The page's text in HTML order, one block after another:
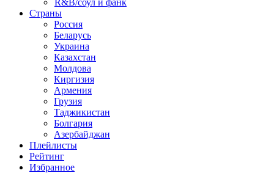
R&B/cоул и фанк
Страны
Россия
Беларусь
Украина
Казахстан
Молдова
Киргизия
Армения
Грузия
Таджикистан
Болгария
Азербайджан
Плейлисты
Рейтинг
Избранное